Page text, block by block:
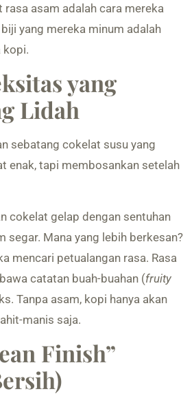
asam adalah cara mereka
yang mereka minum adalah
kopi.
yang
Lidah
sebatang cokelat susu yang
enak, tapi membosankan setelah
cokelat gelap dengan sentuhan
segar. Mana yang lebih berkesan?
mencari petualangan rasa. Rasa
catatan buah-buahan (fruity
Tanpa asam, kopi hanya akan
manis saja.
Finish”